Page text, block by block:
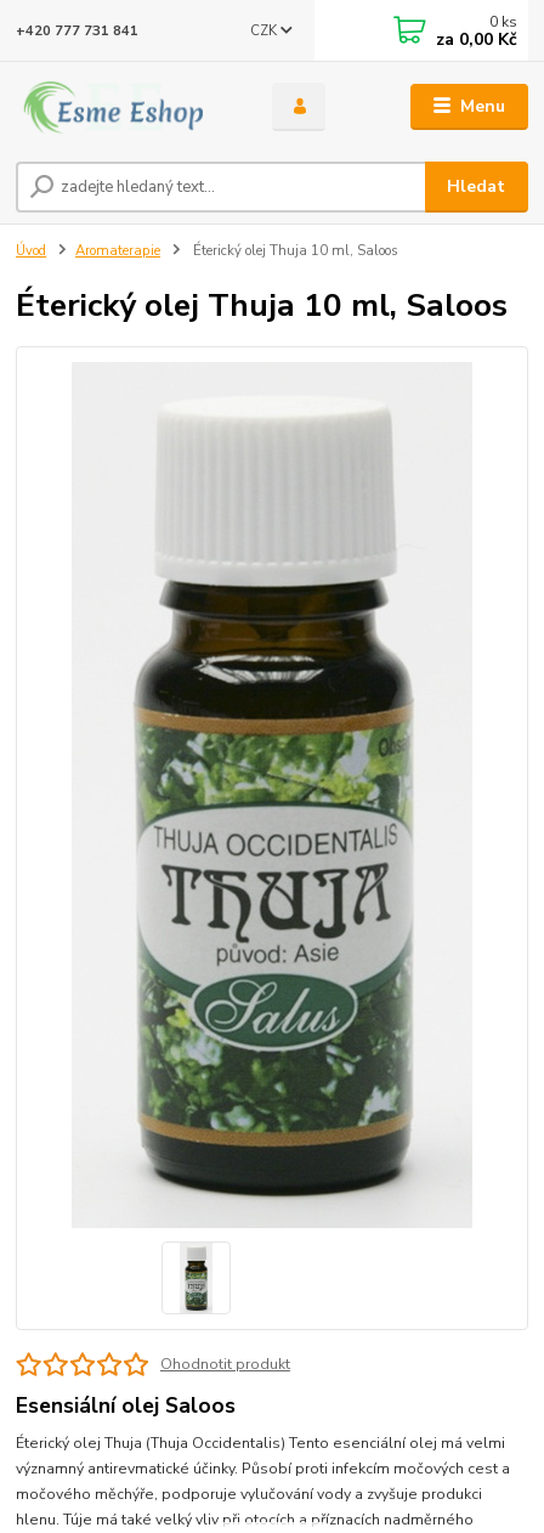
Menu
CZK
Hledat
+420 777 731 841 0 ks
za 0,00 Kč
Úvod Aromaterapie Éterický olej Thuja 10 ml, Saloos
Éterický olej Thuja 10 ml, Saloos
Ohodnotit produkt
Esensiální olej Saloos
Éterický olej Thuja (Thuja Occidentalis) Tento esenciální olej má velmi
významný antirevmatické účinky. Působí proti infekcím močových cest a
močového měchýře, podporuje vylučování vody a zvyšuje produkci
hlenu. Túje má také velký vliv při otocích a příznacích nadměrného